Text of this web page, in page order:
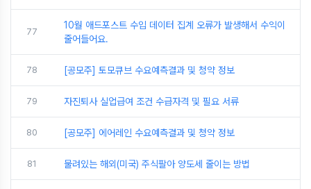
77
10월 애드포스트 수입 데이터 집계 오류가 발생해서 수익이
줄어들어요.
78 [공모주] 토모큐브 수요예측결과 및 청약 정보
79 자진퇴사 실업급여 조건 수급자격 및 필요 서류
80 [공모주] 에어레인 수요예측결과 및 청약 정보
81 물려있는 해외(미국) 주식팔아 양도세 줄이는 방법